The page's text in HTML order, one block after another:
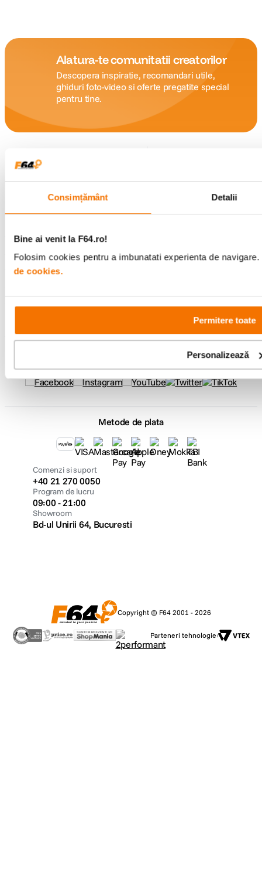
Consimțământ Detalii
Bine ai venit la F64.ro!
Folosim cookies pentru a imbunatati experienta de
de cookies.
Permitere toate
Personalizează
Alatura-te comunitatii creatorilor
Descopera inspiratie, recomandari utile,
ghiduri foto-video si oferte pregatite special
pentru tine.
specializata
Suport
Metode de plata
Comenzi si suport
+40 21 270 0050
Program de lucru
09:00 - 21:00
Showroom
Bd-ul Unirii 64, Bucuresti
Copyright © F64 2001 - 2026
Parteneri tehnologie: